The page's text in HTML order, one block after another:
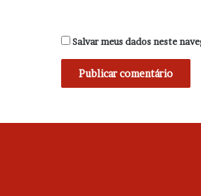
Salvar meus dados neste